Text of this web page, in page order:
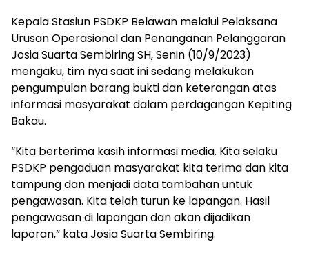
Kepala Stasiun PSDKP Belawan melalui Pelaksana
Urusan Operasional dan Penanganan Pelanggaran
Josia Suarta Sembiring SH, Senin (10/9/2023)
mengaku, tim nya saat ini sedang melakukan
pengumpulan barang bukti dan keterangan atas
informasi masyarakat dalam perdagangan Kepiting
Bakau.
“Kita berterima kasih informasi media. Kita selaku
PSDKP pengaduan masyarakat kita terima dan kita
tampung dan menjadi data tambahan untuk
pengawasan. Kita telah turun ke lapangan. Hasil
pengawasan di lapangan dan akan dijadikan
laporan,” kata Josia Suarta Sembiring.